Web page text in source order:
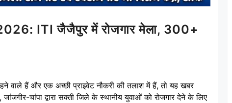
ITI जैजैपुर में रोजगार मेला, 300+
वाले हैं और एक अच्छी प्राइवेट नौकरी की तलाश में हैं, तो यह खबर
चांपा द्वारा सक्ती जिले के स्थानीय युवाओं को रोजगार देने के लिए